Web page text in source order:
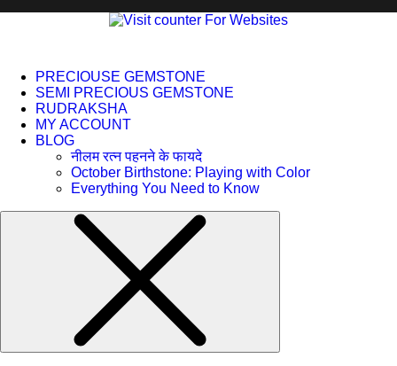
PRECIOUSE GEMSTONE
SEMI PRECIOUS GEMSTONE
RUDRAKSHA
MY ACCOUNT
BLOG
नीलम रत्न पहनने के फायदे
October Birthstone: Playing with Color
Everything You Need to Know